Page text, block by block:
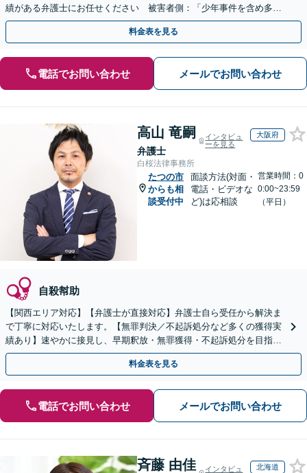
績がある弁護士にお任せください 被害者側：「少年事件を含め多く
の事件を経験」豊富な実績が豊富な弁護士にお任せください
料金表を見る
電話でお問い合わせ メールでお問い合わせ
高山 竜嗣
弁護士
インタビュ
ーを見る
大阪府
白桜法律事務所
たつの市
からも相
談受付中
面談方法(対面・
電話・ビデオな
ど)は応相談
営業時間：0
0:00~23:59
（平日）
自殺幇助
【関西エリア対応】【弁護士が直接対応】弁護士自ら受任から解決ま
で丁寧に対応いたします。【無罪判決／不起訴処分など多くの獲得実
績あり】速やかに接見し、早期釈放・無罪獲得・不起訴処分を目指し
ます。示談交渉もお任せください【電話／メール相談可】
料金表を見る
電話でお問い合わせ メールでお問い合わせ
斉藤 由佳
インタビュ
北海道